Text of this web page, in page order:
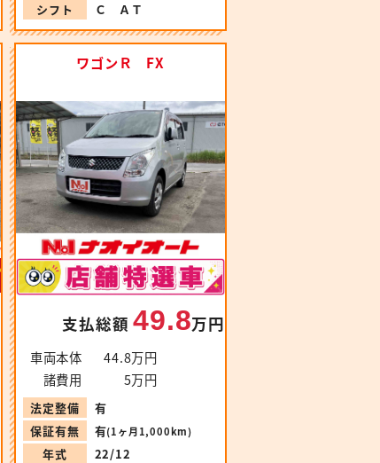
シフト
Ｃ ＡＴ
ワゴンＲ FX
支払総額49.8万円
車両本体
44.8万円
諸費用
5万円
法定整備
有
保証有無
有(1ヶ月1,000km)
年式
22/12